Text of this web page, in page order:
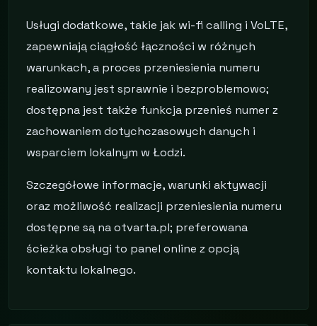
Usługi dodatkowe, takie jak wi-fi calling i VoLTE,
zapewniają ciągłość łączności w różnych
warunkach, a proces przeniesienia numeru
realizowany jest sprawnie i bezproblemowo;
dostępna jest także funkcja przenieś numer z
zachowaniem dotychczasowych danych i
wsparciem lokalnym w Łodzi.
Szczegółowe informacje, warunki aktywacji
oraz możliwość realizacji przeniesienia numeru
dostępne są na otvarta.pl; preferowana
ścieżka obsługi to panel online z opcją
kontaktu lokalnego.